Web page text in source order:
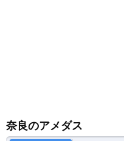
奈良のアメダス